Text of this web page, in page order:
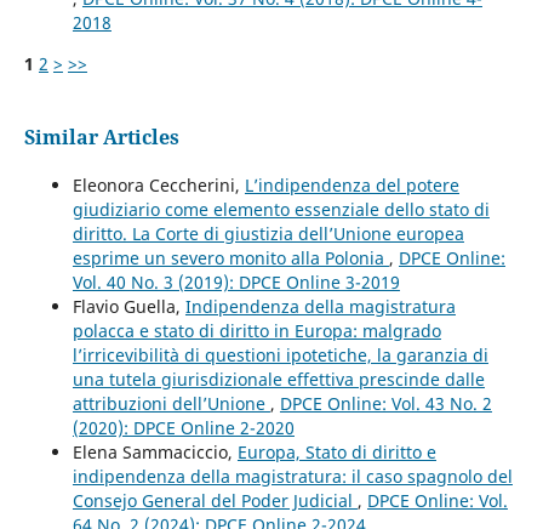
2018
1 2 > >>
Similar Articles
Eleonora Ceccherini, L’indipendenza del potere
giudiziario come elemento essenziale dello stato di
diritto. La Corte di giustizia dell’Unione europea
esprime un severo monito alla Polonia , DPCE Online:
Vol. 40 No. 3 (2019): DPCE Online 3-2019
Flavio Guella, Indipendenza della magistratura
polacca e stato di diritto in Europa: malgrado
l’irricevibilità di questioni ipotetiche, la garanzia di
una tutela giurisdizionale effettiva prescinde dalle
attribuzioni dell’Unione , DPCE Online: Vol. 43 No. 2
(2020): DPCE Online 2-2020
Elena Sammaciccio, Europa, Stato di diritto e
indipendenza della magistratura: il caso spagnolo del
Consejo General del Poder Judicial , DPCE Online: Vol.